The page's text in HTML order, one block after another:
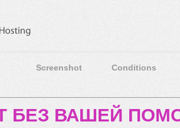
Screenshot Conditions
БЕЗ ВАШЕЙ